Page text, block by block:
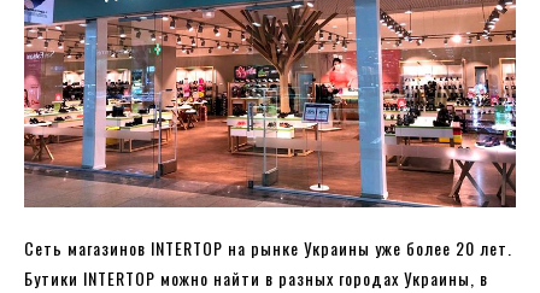
Сеть магазинов INTERTOP на рынке Украины уже более 20 лет.
Бутики INTERTOP можно найти в разных городах Украины, в